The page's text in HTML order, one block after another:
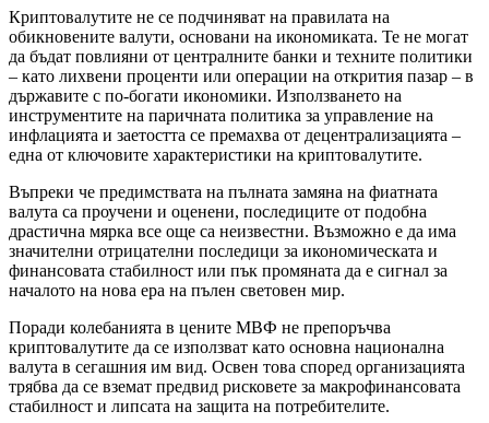
Криптовалутите не се подчиняват на правилата на
обикновените валути, основани на икономиката. Те не могат
да бъдат повлияни от централните банки и техните политики
– като лихвени проценти или операции на открития пазар – в
държавите с по-богати икономики. Използването на
инструментите на паричната политика за управление на
инфлацията и заетостта се премахва от децентрализацията –
една от ключовите характеристики на криптовалутите.
Въпреки че предимствата на пълната замяна на фиатната
валута са проучени и оценени, последиците от подобна
драстична мярка все още са неизвестни. Възможно е да има
значителни отрицателни последици за икономическата и
финансовата стабилност или пък промяната да е сигнал за
началото на нова ера на пълен световен мир.
Поради колебанията в цените МВФ не препоръчва
криптовалутите да се използват като основна национална
валута в сегашния им вид. Освен това според организацията
трябва да се вземат предвид рисковете за макрофинансовата
стабилност и липсата на защита на потребителите.